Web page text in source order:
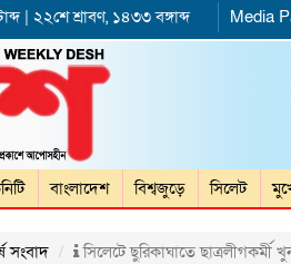
| ২২শে শ্রাবণ, ১৪৩৩ বঙ্গাব্দ Media
বাংলাদেশ বিশ্বজুড়ে সিলেট
সংবাদ সিলেটে ছুরিকাঘাতে ছাত্রলীগকর্মী